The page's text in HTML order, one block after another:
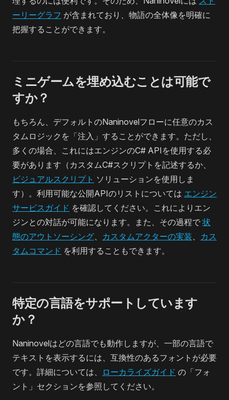
ーリーグラフ が含まれており、物語の全体像を明確に
把握することができます。
ミニゲームを埋め込むことは可能で
すか？
もちろん、デフォルトのNaninovelフローに任意のカス
タムロジックを「注入」することができます。ただし、
多くの場合、これにはエンジンのC# APIを使用する必
要があります（カスタムC#スクリプトを記述するか、
ビジュアルスクリプト ソリューションを使用しま
す）。利用可能な公開APIのリストについては エンジン
サービスガイド を確認してください。これによりエン
ジンとの対話が可能になります。また、その過程で 状
態のアウトソーシング、 カスタムアクターの実装、 カス
タムコマンド を利用することもできます。
特定の言語をサポートしています
か？
Naninovelはどの言語でも動作しますが、一部の言語で
テキストを表示するには、互換性のあるフォントが必要
です。詳細については、
ローカライズガイド の「フォ
ント」セクションを参照してください。